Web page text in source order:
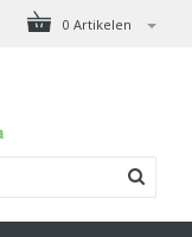
0 Artikelen